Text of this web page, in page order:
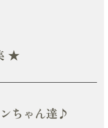
★
ちゃん達♪